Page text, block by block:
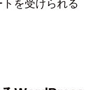
を受けられる